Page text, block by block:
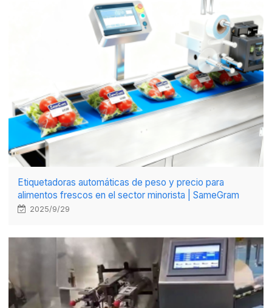
Etiquetadoras automáticas de peso y precio para
alimentos frescos en el sector minorista | SameGram
2025/9/29